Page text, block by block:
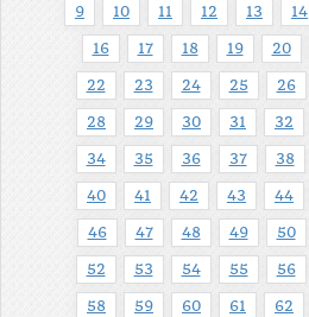
9 10 11 12 13 14
16 17 18 19 20
22 23 24 25 26
28 29 30 31 32
34 35 36 37 38
40 41 42 43 44
46 47 48 49 50
52 53 54 55 56
58 59 60 61 62